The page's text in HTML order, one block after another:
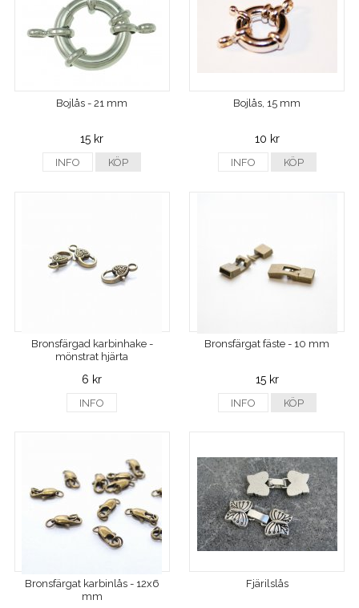
Bojlås - 21 mm
15 kr
INFO KÖP
Bojlås, 15 mm
10 kr
INFO KÖP
Bronsfärgad karbinhake -
mönstrat hjärta
6 kr
INFO
Bronsfärgat fäste - 10 mm
15 kr
INFO KÖP
Bronsfärgat karbinlås - 12x6
mm
Fjärilslås